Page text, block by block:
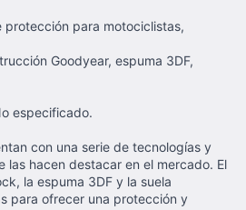
protección para motociclistas,
Goodyear, espuma 3DF,
especificado.
con una serie de tecnologías y
las hacen destacar en el mercado. El
la espuma 3DF y la suela
para ofrecer una protección y